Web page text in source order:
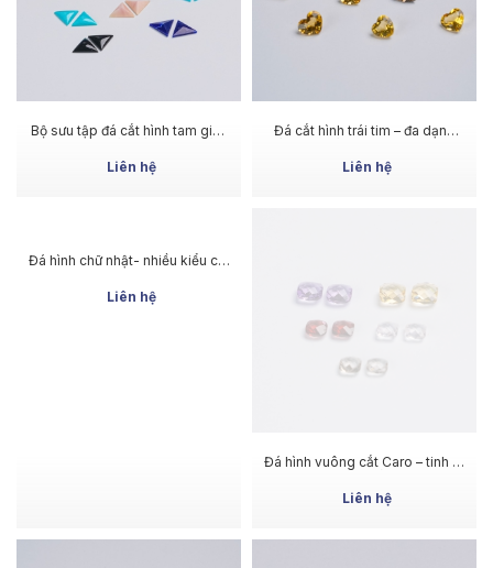
MUA NGAY
Bộ sưu tập đá cắt hình tam giác
Liên hệ
MUA NGAY
Đá cắt hình trái tim – đa dạng
cao
Liên hệ
MUA NGAY
Đá hình vuông cắt Caro – tinh tế
Liên hệ